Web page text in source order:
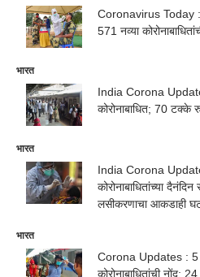
Coronavirus Today :
571 नव्या
भारत
India Corona
कोरोनाबाधित; 70
भारत
India Corona
कोरोनाबाधितांच्या
लसीकरणाचा आकडाही
भारत
Corona Updates : 5
कोरोनाबाधितांची नोंद;